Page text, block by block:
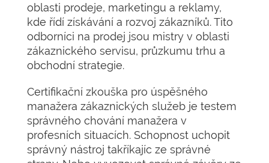
oblasti prodeje, marketingu a reklamy,
kde řídí získávání a rozvoj zákazníků. Tito
odborníci na prodej jsou mistry v oblasti
zákaznického servisu, průzkumu trhu a
obchodní strategie.
Certifikační zkouška pro úspěšného
manažera zákaznických služeb je testem
správného chování manažera v
profesních situacích. Schopnost uchopit
správný nástroj takříkajíc ze správné